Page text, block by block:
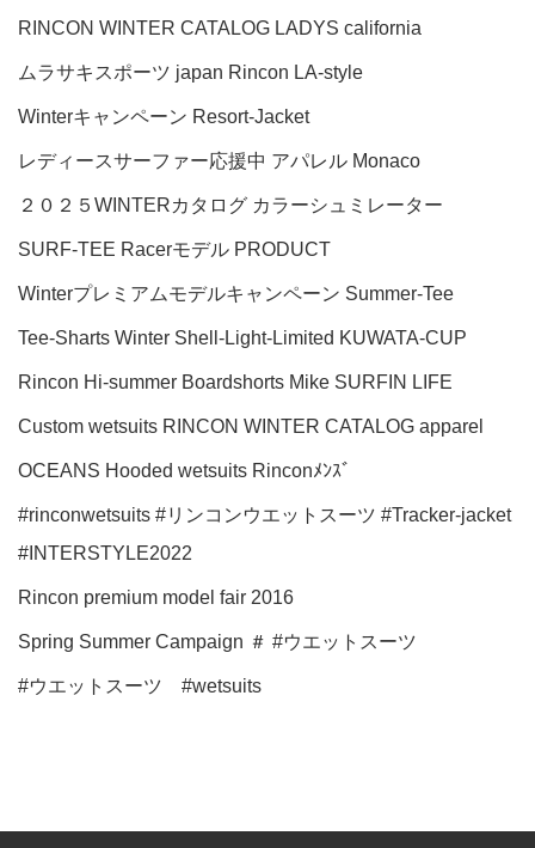
RINCON WINTER CATALOG LADYS california
ムラサキスポーツ japan Rincon LA-style
Winterキャンペーン Resort-Jacket
レディースサーファー応援中 アパレル Monaco
２０２５WINTERカタログ カラーシュミレーター
SURF-TEE Racerモデル PRODUCT
Winterプレミアムモデルキャンペーン Summer-Tee
Tee-Sharts Winter Shell-Light-Limited KUWATA-CUP
Rincon Hi-summer Boardshorts Mike SURFIN LIFE
Custom wetsuits RINCON WINTER CATALOG apparel
OCEANS Hooded wetsuits Rinconﾒﾝｽﾞ
#rinconwetsuits #リンコンウエットスーツ #Tracker-jacket
#INTERSTYLE2022
Rincon premium model fair 2016
Spring Summer Campaign ＃ #ウエットスーツ
#ウエットスーツ #wetsuits